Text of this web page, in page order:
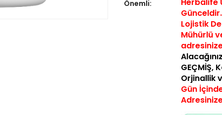
Önemli:
Lojistik
Mühürlü
a
GEÇMİŞ,
Orjinallik
Gün